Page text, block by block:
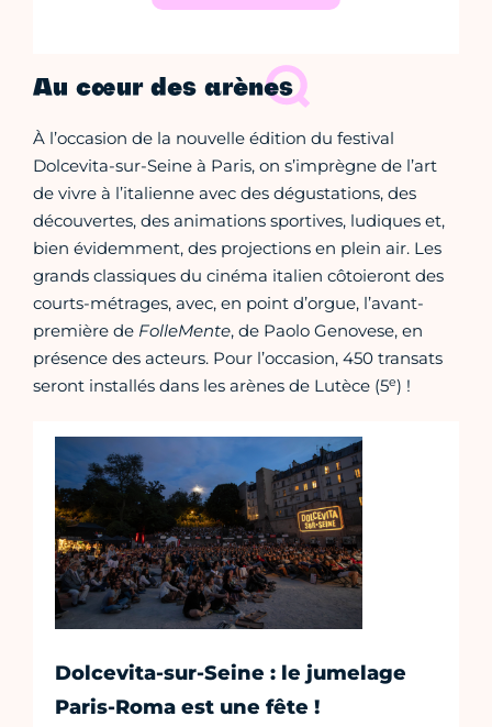
Au cœur des arènes
À l’occasion de la nouvelle édition du festival
Dolcevita-sur-Seine à Paris, on s’imprègne de l’art
de vivre à l’italienne avec des dégustations, des
découvertes, des animations sportives, ludiques et,
bien évidemment, des projections en plein air. Les
grands classiques du cinéma italien côtoieront des
courts-métrages, avec, en point d’orgue, l’avant-
première de FolleMente, de Paolo Genovese, en
présence des acteurs. Pour l’occasion, 450 transats
seront installés dans les arènes de Lutèce (5e) !
Dolcevita-sur-Seine : le jumelage
Paris-Roma est une fête !